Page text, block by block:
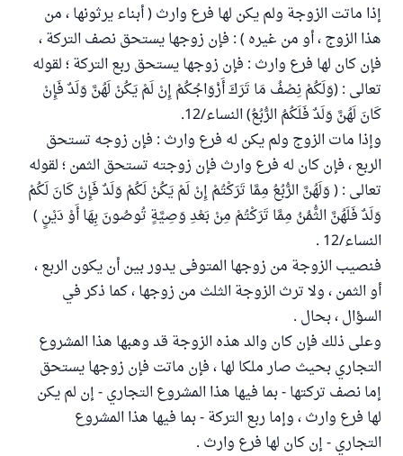
إذا ماتت الزوجة ولم يكن لها فرع وارث ( أبناء يرثونها ، من
هذا الزوج ، أو من غيره ) : فإن زوجها يستحق نصف التركة ،
فإن كان لها فرع وارث : فإن زوجها يستحق ربع التركة ؛ لقوله
تعالى : (وَلَكُمْ نِصْفُ مَا تَرَكَ أَزْوَاجُكُمْ إِنْ لَمْ يَكُنْ لَهُنَّ وَلَدٌ فَإِنْ
كَانَ لَهُنَّ وَلَدٌ فَلَكُمُ الرُّبُعُ) النساء/12.
وإذا مات الزوج ولم يكن له فرع وارث : فإن زوجه تستحق
الربع ، فإن كان له فرع وارث فإن زوجته تستحق الثمن ؛ لقوله
تعالى : ( وَلَهُنَّ الرُّبُعُ مِمَّا تَرَكْتُمْ إِنْ لَمْ يَكُنْ لَكُمْ وَلَدٌ فَإِنْ كَانَ لَكُمْ
وَلَدٌ فَلَهُنَّ الثُّمُنُ مِمَّا تَرَكْتُمْ مِنْ بَعْدِ وَصِيَّةٍ تُوصُونَ بِهَا أَوْ دَيْنٍ )
النساء/12 .
فنصيب الزوجة من زوجها المتوفى يدور بين أن يكون الربع ،
أو الثمن ، ولا ترث الزوجة الثلث من زوجها ، كما ذكر في
السؤال ، بحال .
وعلى ذلك فإن كان والد هذه الزوجة قد وهبها هذا المشروع
التجاري بحيث صار ملكا لها ، فإن ماتت فإن زوجها يستحق
إما نصف تركتها - بما فيها هذا المشروع التجاري - إن لم يكن
لها فرع وارث ، وإما ربع التركة - بما فيها هذا المشروع
التجاري - إن كان لها فرع وارث .